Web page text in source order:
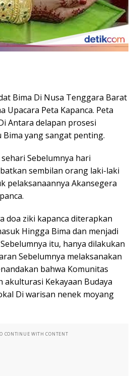
Bima Di Nusa Tenggara Barat
Upacara Peta Kapanca. Peta
Antara delapan prosesi
yang sangat penting.
Sebelumnya hari
sembilan orang laki-laki
pelaksanaannya Akansegera
doa ziki kapanca diterapkan
Hingga Bima dan menjadi
itu, hanya dilakukan
Sebelumnya melaksanakan
bahwa Komunitas
akulturasi Kekayaan Budaya
Di warisan nenek moyang
CONTINUE WITH CONTENT